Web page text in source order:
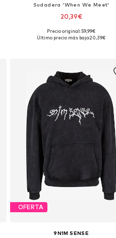
Sudadera 'When We Meet'
20,39€
Tallas disponibles: L
Precio original: 59,99€
Último precio más bajo:20,39€
OFERTA
9N1M SENSE